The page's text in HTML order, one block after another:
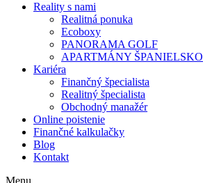
Reality s nami
Realitná ponuka
Ecoboxy
PANORAMA GOLF
APARTMÁNY ŠPANIELSKO
Kariéra
Finančný špecialista
Realitný špecialista
Obchodný manažér
Online poistenie
Finančné kalkulačky
Blog
Kontakt
Menu